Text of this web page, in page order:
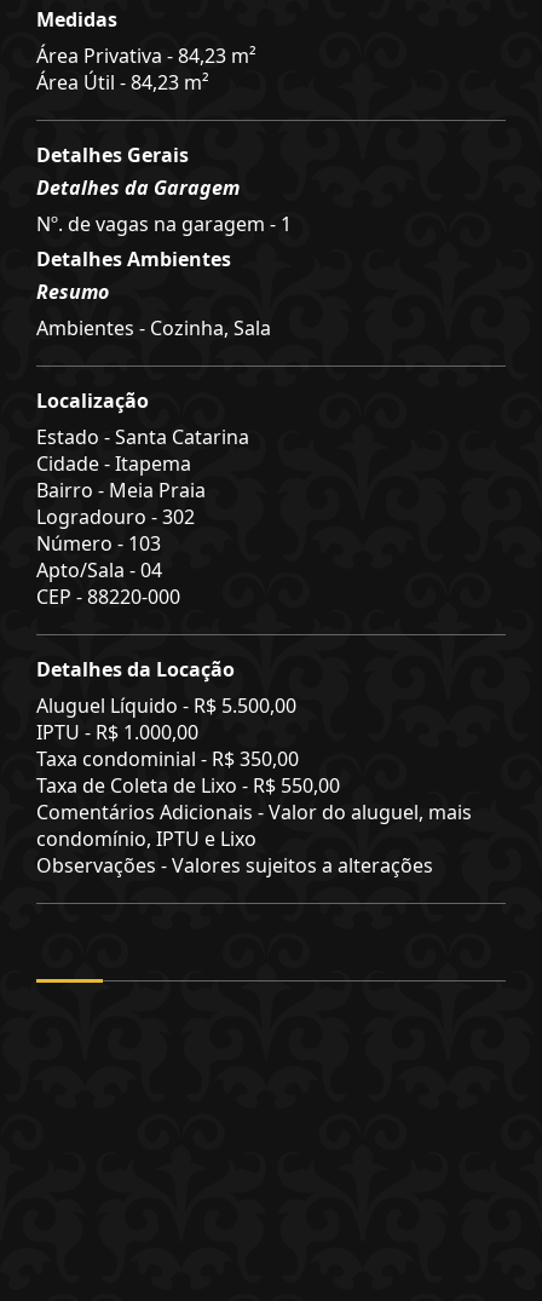
Medidas
Área Privativa - 84,23 m²
Área Útil - 84,23 m²
Detalhes Gerais
Detalhes da Garagem
Nº. de vagas na garagem - 1
Detalhes Ambientes
Resumo
Ambientes - Cozinha, Sala
Localização
Estado -Santa Catarina
Cidade -Itapema
Bairro - Meia Praia
Logradouro -302
Número - 103
Apto/Sala -04
CEP -88220-000
Detalhes da Locação
Aluguel Líquido - R$ 5.500,00
IPTU - R$ 1.000,00
Taxa condominial - R$ 350,00
Taxa de Coleta de Lixo - R$ 550,00
Comentários Adicionais - Valor do aluguel, mais
condomínio, IPTU e Lixo
Observações - Valores sujeitos a alterações